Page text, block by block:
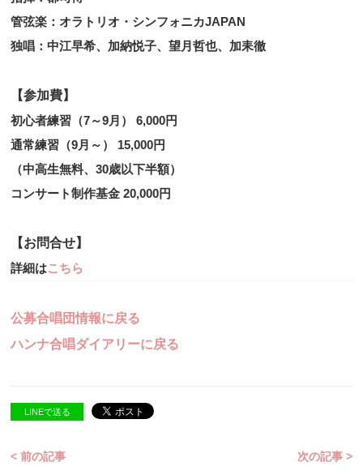
管弦楽：オラトリオ・シンフォニカJAPAN
独唱：中江早希、加納悦子、望月哲也、加耒徹
【参加費】
初心者練習（7～9月） 6,000円
通常練習（9月～） 15,000円
（中高生無料、30歳以下半額）
コンサート制作基金 20,000円
【お問合せ】
詳細はこちら
公募合唱団情報に戻る
ハンナ合唱ダイアリーに戻る
LINEで送る
< 前の記事 次の記事 >